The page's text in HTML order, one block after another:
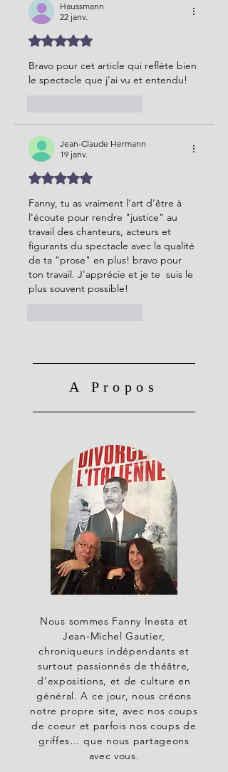
Haussmann
22 janv.
Noté 5 étoiles sur 5.
Bravo pour cet article qui reflète bien
le spectacle que j'ai vu et entendu!
Jean-Claude Hermann
19 janv.
Noté 5 étoiles sur 5.
Fanny, tu as vraiment l'art d'être à
l'écoute pour rendre "justice" au
travail des chanteurs, acteurs et
figurants du spectacle avec la qualité
de ta "prose" en plus! bravo pour
ton travail. J'apprécie et je te  suis le
plus souvent possible!
A Propos
Nous sommes Fanny Inesta et
Jean-Michel Gautier,
chroniqueurs indépendants et
surtout passionnés de théâtre,
d’expositions, et de culture en
général. A ce jour, nous créons
notre propre site, avec nos coups
de coeur et parfois nos coups de
griffes… que nous partageons
avec vous.